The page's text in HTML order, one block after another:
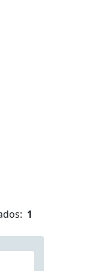
1